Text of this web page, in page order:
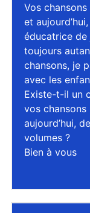
Vos
et
éducatrice de
toujours
chansons, je
avec les
Existe-t-il un
vos
aujourd’hui,
volumes ?
Bien à vous